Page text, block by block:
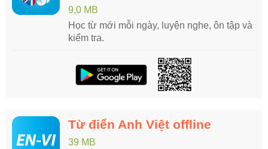
9,0 MB
Học từ mới mỗi ngày, luyện nghe, ôn tập và
kiểm tra.
Từ điển Anh Việt offline
39 MB